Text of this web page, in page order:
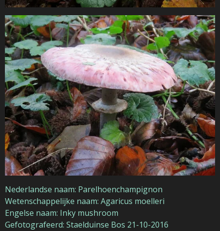
Nederlandse naam: Parelhoenchampignon
Wetenschappelijke naam: Agaricus moelleri
Engelse naam: Inky mushroom
Gefotografeerd: Staelduinse Bos 21-10-2016